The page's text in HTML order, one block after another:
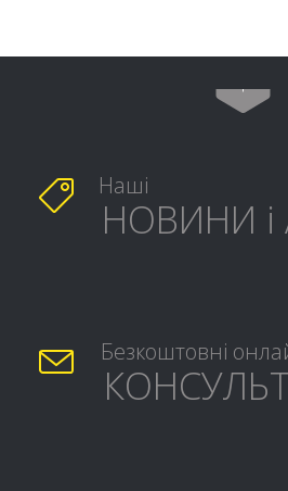
 Наші
НОВИНИ і
 Безкоштовні